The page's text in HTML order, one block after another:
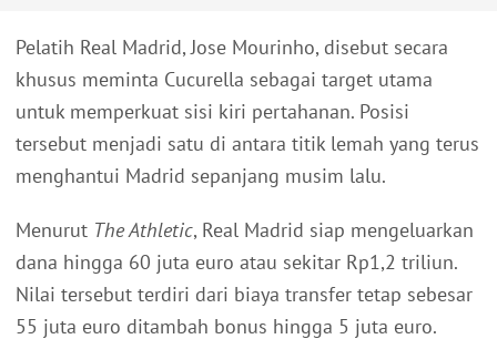
Pelatih Real Madrid, Jose Mourinho, disebut secara
khusus meminta Cucurella sebagai target utama
untuk memperkuat sisi kiri pertahanan. Posisi
tersebut menjadi satu di antara titik lemah yang terus
menghantui Madrid sepanjang musim lalu.
Menurut The Athletic, Real Madrid siap mengeluarkan
dana hingga 60 juta euro atau sekitar Rp1,2 triliun.
Nilai tersebut terdiri dari biaya transfer tetap sebesar
55 juta euro ditambah bonus hingga 5 juta euro.